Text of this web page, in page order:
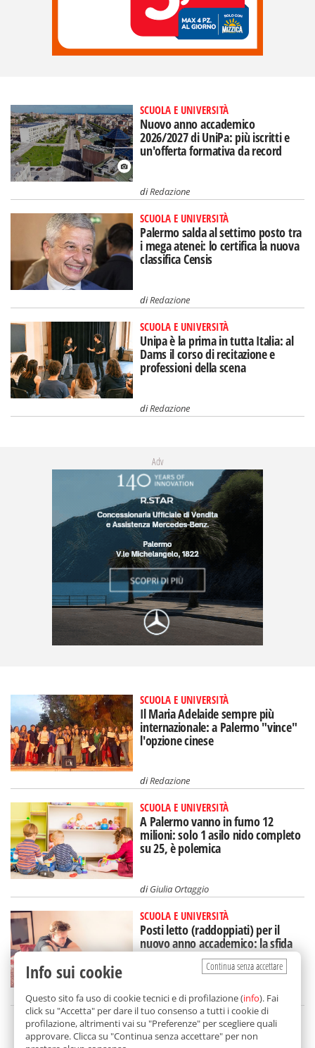
SCUOLA E UNIVERSITÀ
Nuovo anno accademico
2026/2027 di UniPa: più iscritti e
un'offerta formativa da record
diRedazione
SCUOLA E UNIVERSITÀ
Palermo salda al settimo posto tra
i mega atenei: lo certifica la nuova
classifica Censis
diRedazione
SCUOLA E UNIVERSITÀ
Unipa è la prima in tutta Italia: al
Dams il corso di recitazione e
professioni della scena
diRedazione
Adv
SCUOLA E UNIVERSITÀ
Il Maria Adelaide sempre più
internazionale: a Palermo "vince"
l'opzione cinese
diRedazione
SCUOLA E UNIVERSITÀ
A Palermo vanno in fumo 12
milioni: solo 1 asilo nido completo
su 25, è polemica
diGiulia Ortaggio
SCUOLA E UNIVERSITÀ
Posti letto (raddoppiati) per il
nuovo anno accademico: la sfida
dell'Ersu a Palermo
diRedazione
SCELTO DA BALARM
Continua senza accettare
Info sui cookie
Questo sito fa uso di cookie tecnici e di profilazione (info). Fai
click su "Accetta" per dare il tuo consenso a tutti i cookie di
profilazione, altrimenti vai su "Preferenze" per scegliere quali
approvare. Clicca su "Continua senza accettare" per non